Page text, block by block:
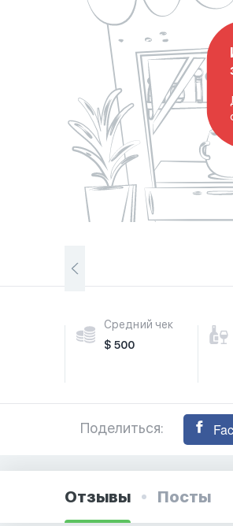
Средний чек
$ 500
Поделиться:
Отзывы Посты